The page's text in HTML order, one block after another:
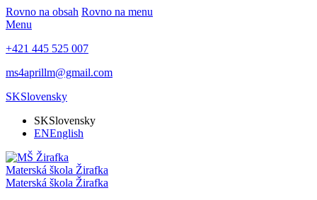
Rovno na obsah Rovno na menu
Menu
+421 445 525 007
ms4aprillm@gmail.com
SKSlovensky
SKSlovensky
ENEnglish
Materská škola Žirafka
Materská škola Žirafka